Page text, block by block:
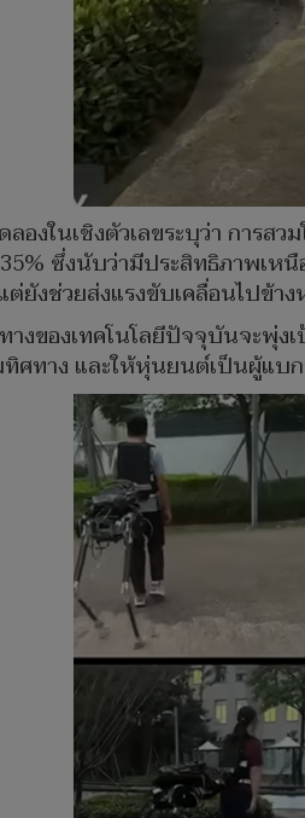
ลองในเชิงตัวเลขระบุว่า การ
ซึ่งนับว่ามีประสิทธิภาพเห
ยังช่วยส่งแรงขับเคลื่อนไปข้า
างของเทคโนโลยีปัจจุบันจะ
ศทาง และให้หุ่นยนต์เป็นผู้แ